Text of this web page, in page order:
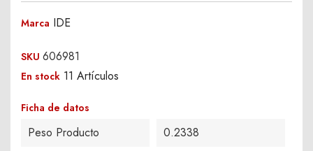
Marca IDE
SKU 606981
En stock 11 Artículos
Ficha de datos
Peso Producto 0.2338